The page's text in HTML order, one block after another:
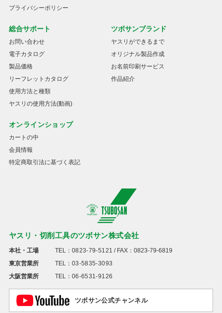
ヤスリ・切削工具のツボサン株式会社
本社・工場 TEL： 0823-79-5121 / FAX：0823-79-6819
東京営業所
TEL： 03-5835-3093
大阪営業所
TEL： 06-6531-9126
ツボサン公式チャンネル
プライバシーポリシー
総合サポート
お問い合わせ
電子カタログ
製品価格
リーフレットカタログ
使用方法と種類
ヤスリの使用方法(動画)
ツボサンブランド
ヤスリができるまで
オリジナル製品作成
お名前印刷サービス
作品紹介
オンラインショップ
カートの中
会員情報
特定商取引法に基づく表記